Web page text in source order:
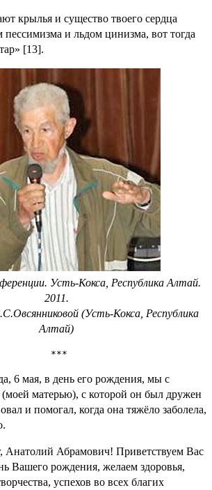
крылья и существо твоего сердца
пессимизма и льдом цинизма, вот тогда
[13].
Усть-Кокса, Республика Алтай.
2011.
(Усть-Кокса, Республика
Алтай)
***
6 мая, в день его рождения, мы с
матерью), с которой он был дружен
и помогал, когда она тяжёло заболела,
Анатолий Абрамович! Приветствуем Вас
Вашего рождения, желаем здоровья,
успехов во всех благих